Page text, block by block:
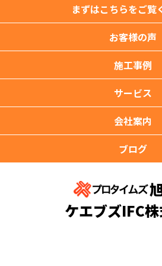
まずはこちらをご覧
お客様の声
施工事例
サービス
会社案内
ブログ
ケエブズIFC